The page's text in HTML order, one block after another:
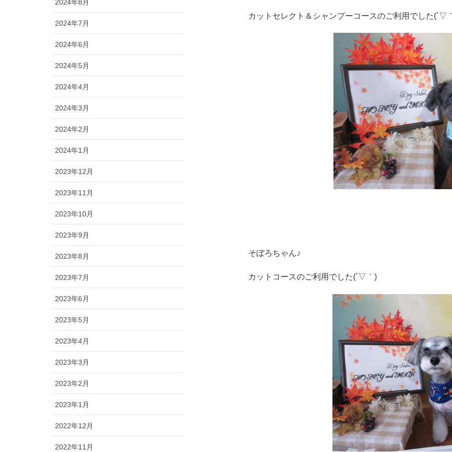
カットセレクト＆シャンプーコースのご利用でした(´▽
そぼろちゃん♪
カットコースのご利用でした(´▽｀)
2024年8月
2024年7月
2024年6月
2024年5月
2024年4月
2024年3月
2024年2月
2024年1月
2023年12月
2023年11月
2023年10月
2023年9月
2023年8月
2023年7月
2023年6月
2023年5月
2023年4月
2023年3月
2023年2月
2023年1月
2022年12月
2022年11月